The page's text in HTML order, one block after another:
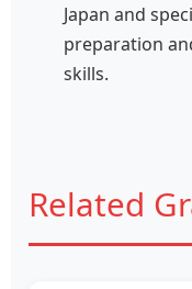
Japan and
preparation
skills.
Related